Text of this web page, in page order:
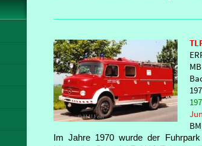
Im Jahre 1970 wurde der